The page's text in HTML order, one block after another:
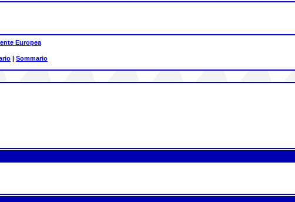
Europea
| Sommario